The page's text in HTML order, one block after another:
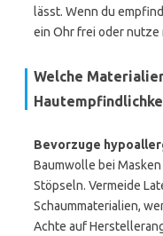
lässt. Wenn du
ein Ohr frei oder nutze
Welche
Bevorzuge
Baumwolle bei
Stöpseln. Vermeide
Schaummaterialien,
Achte auf